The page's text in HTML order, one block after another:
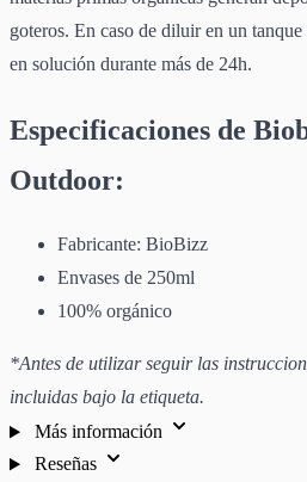
goteros. En caso de diluir en un
en solución durante más de 24h.
Especificaciones de
Outdoor:
Fabricante: BioBizz
Envases de 250ml
100% orgánico
*Antes de utilizar seguir las
incluidas bajo la etiqueta.
Más información
Reseñas